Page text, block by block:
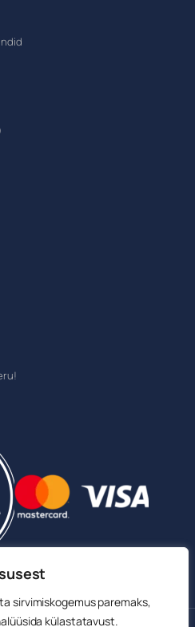
sirvimiskogemus paremaks,
külastatavust.